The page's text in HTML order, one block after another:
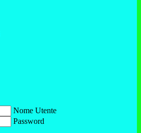
Nome Utente
Password